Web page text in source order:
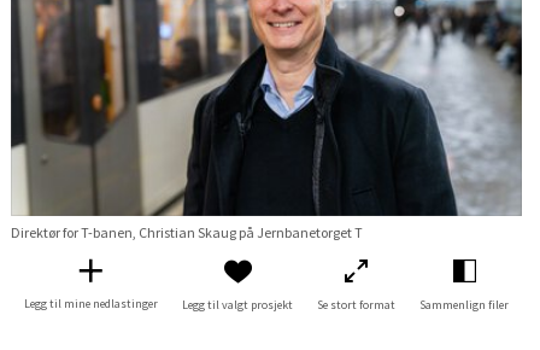
Direktør for T-banen, Christian Skaug på Jernbanetorget T
Legg til mine nedlastinger Legg til valgt prosjekt Se stort format Sammenlign filer